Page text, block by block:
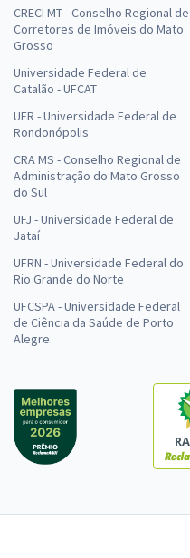
CRECI MT - Conselho Regional de
Corretores de Imóveis do Mato
Grosso
Universidade Federal de
Catalão - UFCAT
UFR - Universidade Federal de
Rondonópolis
CRA MS - Conselho Regional de
Administração do Mato Grosso
do Sul
UFJ - Universidade Federal de
Jataí
UFRN - Universidade Federal do
Rio Grande do Norte
UFCSPA - Universidade Federal
de Ciência da Saúde de Porto
Alegre